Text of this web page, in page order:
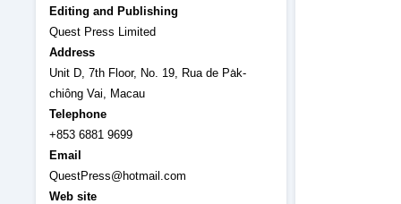
Editing and Publishing
Quest Press Limited
Address
Unit D, 7th Floor, No. 19, Rua de Pa̍k-
chiông Vai, Macau
Telephone
+853 6881 9699
Email
QuestPress@hotmail.com
Web site